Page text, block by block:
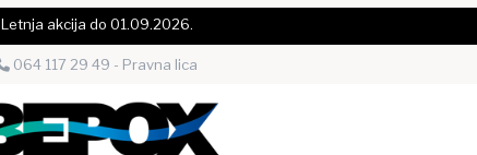
Letnja akcija do 01.09.2026.
064 117 29 49 - Pravna lica